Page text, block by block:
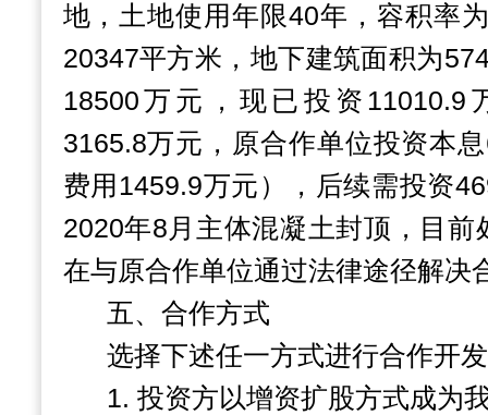
地，土地使用年限40年，容积率
20347平方米，地下建筑面积为
18500万元，现已投资 11010.9
3165.8万元，原合作单位投资本息
费用 1459.9万元），后续需投资
2020年8 月主体混凝土封顶，目
在与原合作单位通过法律途径解决
五、合作方式
选择下述任一方式进行合作开
1. 投资方以增资扩股方式成为